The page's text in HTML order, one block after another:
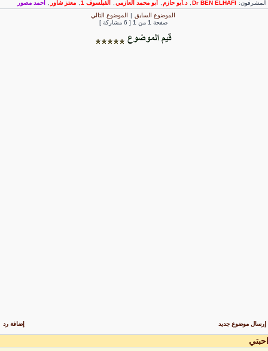
Dr BEN ELHAFI
, د.أبو حازم, أبو محمد العازمي , الفيلسوف 1 , معتز شاور
احمد مصور
الموضوع السابق| الموضوع التالي
صفحة1 من [ 6 مشاركة ]
إرسال موضوع جديد إضافة رد